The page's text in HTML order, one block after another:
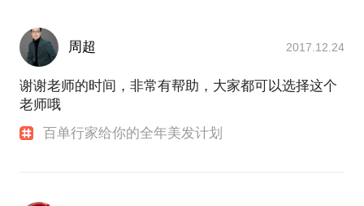
周超 2017.12.24
谢谢老师的时间，非常有帮助，大家都可以选择这个
老师哦
百单行家给你的全年美发计划